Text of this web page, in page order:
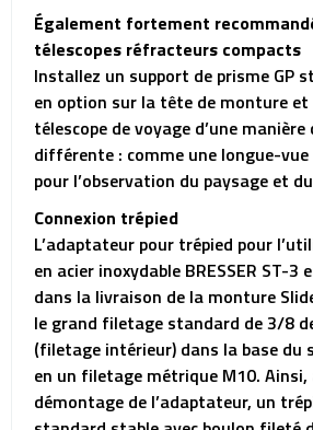
Également fortement
télescopes réfracteurs compacts
Installez un support de prisme GP
en option sur la tête de monture
télescope de voyage d’une
différente : comme une longue-
pour l’observation du paysage et
Connexion trépied
L’adaptateur pour trépied pour
en acier inoxydable BRESSER ST-3
dans la livraison de la monture
le grand filetage standard de 3/8
(filetage intérieur) dans la base du
en un filetage métrique M10. Ainsi,
démontage de l’adaptateur, un